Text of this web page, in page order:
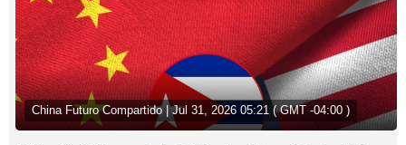
China Futuro Compartido | Jul 31, 2026 05:21 ( GMT -04:00 )